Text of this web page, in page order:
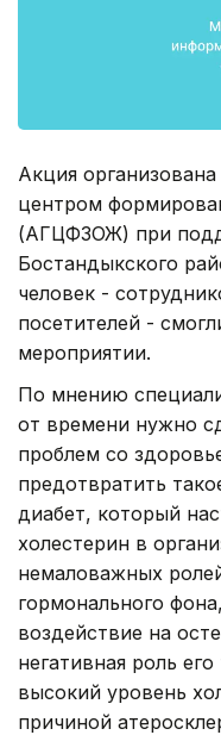
Акция
центром
(АГЦФЗОЖ) при
Бостандыкского
человек -
посетителей -
мероприятии.
По мнению
от времени нужно
проблем со
предотвратить
диабет, который
холестерин в
немаловажных
гормонального
воздействие на
негативная роль
высокий уровень
причиной